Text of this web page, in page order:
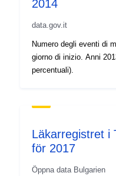
2014
data.gov.it
Numero degli eventi di
giorno di inizio. Anni
percentuali).
Läkarregistret i
för 2017
Öppna data Bulgarien